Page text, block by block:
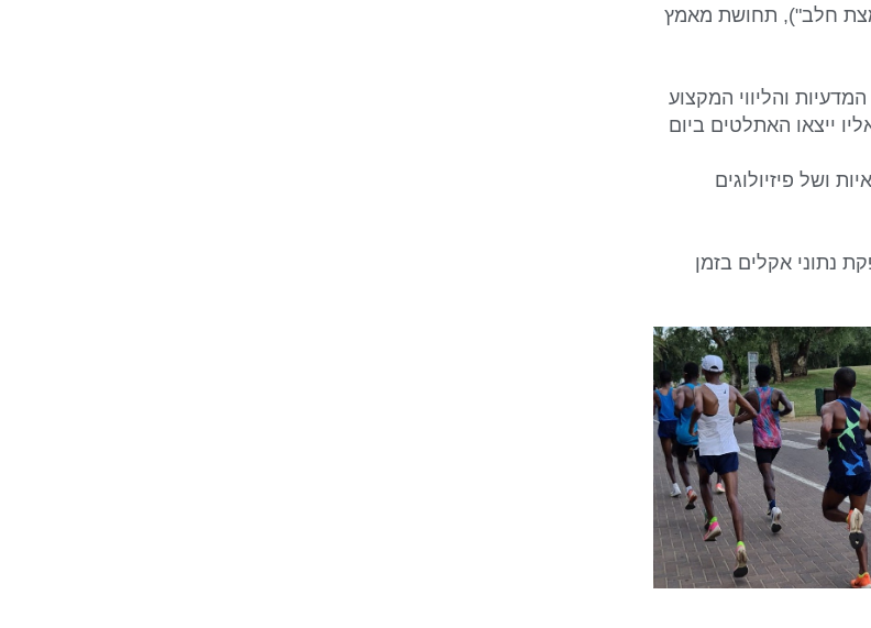
חלב"), תחושת מאמץ
והליווי המקצוע
ייצאו האתלטים ביום
ושל פיזיולוגים
נתוני אקלים בזמן